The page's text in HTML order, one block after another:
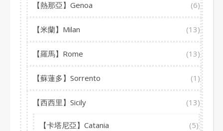
【熱那亞】Genoa (6)
【米蘭】Milan (13)
【羅馬】Rome (13)
【蘇蓮多】Sorrento (1)
【西西里】Sicily (13)
【卡塔尼亞】Catania (5)